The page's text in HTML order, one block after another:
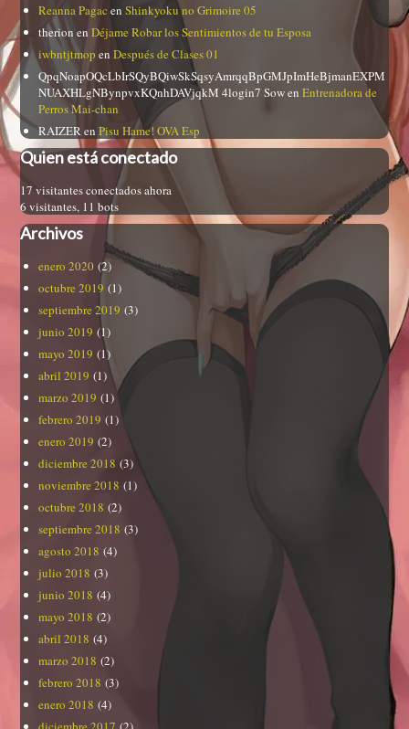
Reanna Pagac enShinkyoku no Grimoire 05
therion enDéjame Robar los Sentimientos de tu Esposa
iwbntjtmop enDespués de Clases 01
QpqNoapOQcLbIrSQyBQiwSkSqsyAmrqqBpGMJpImHeBjmanEXPM
NUAXHLgNBynpvxKQnhDAVjqkM 4login7 SowenEntrenadora de
Perros Mai-chan
RAIZERenPisu Hame! OVA Esp
Quien está conectado
17 visitantes conectados ahora
6 visitantes, 11 bots
Archivos
enero 2020 (2)
octubre 2019 (1)
septiembre 2019 (3)
junio 2019 (1)
mayo 2019 (1)
abril 2019 (1)
marzo 2019 (1)
febrero 2019 (1)
enero 2019 (2)
diciembre 2018 (3)
noviembre 2018 (1)
octubre 2018 (2)
septiembre 2018 (3)
agosto 2018 (4)
julio 2018 (3)
junio 2018 (4)
mayo 2018 (2)
abril 2018 (4)
marzo 2018 (2)
febrero 2018 (3)
enero 2018 (4)